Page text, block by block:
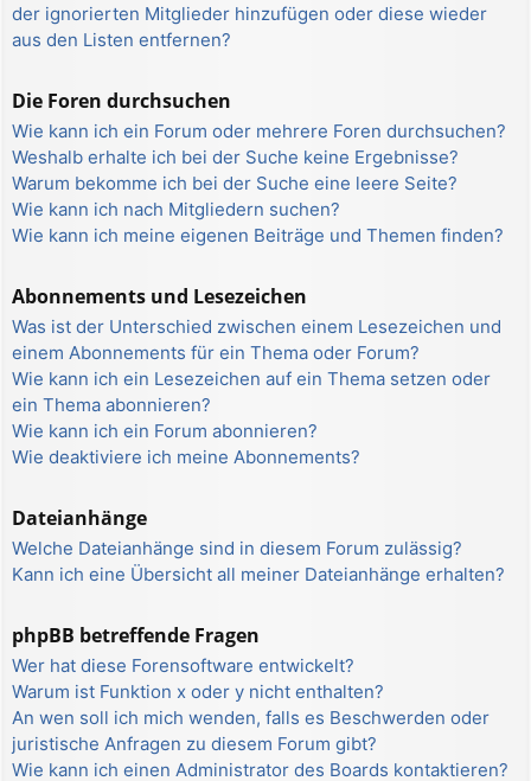
der ignorierten Mitglieder hinzufügen oder diese wieder
aus den Listen entfernen?
Die Foren durchsuchen
Wie kann ich ein Forum oder mehrere Foren durchsuchen?
Weshalb erhalte ich bei der Suche keine Ergebnisse?
Warum bekomme ich bei der Suche eine leere Seite?
Wie kann ich nach Mitgliedern suchen?
Wie kann ich meine eigenen Beiträge und Themen finden?
Abonnements und Lesezeichen
Was ist der Unterschied zwischen einem Lesezeichen und
einem Abonnements für ein Thema oder Forum?
Wie kann ich ein Lesezeichen auf ein Thema setzen oder
ein Thema abonnieren?
Wie kann ich ein Forum abonnieren?
Wie deaktiviere ich meine Abonnements?
Dateianhänge
Welche Dateianhänge sind in diesem Forum zulässig?
Kann ich eine Übersicht all meiner Dateianhänge erhalten?
phpBB betreffende Fragen
Wer hat diese Forensoftware entwickelt?
Warum ist Funktion x oder y nicht enthalten?
An wen soll ich mich wenden, falls es Beschwerden oder
juristische Anfragen zu diesem Forum gibt?
Wie kann ich einen Administrator des Boards kontaktieren?